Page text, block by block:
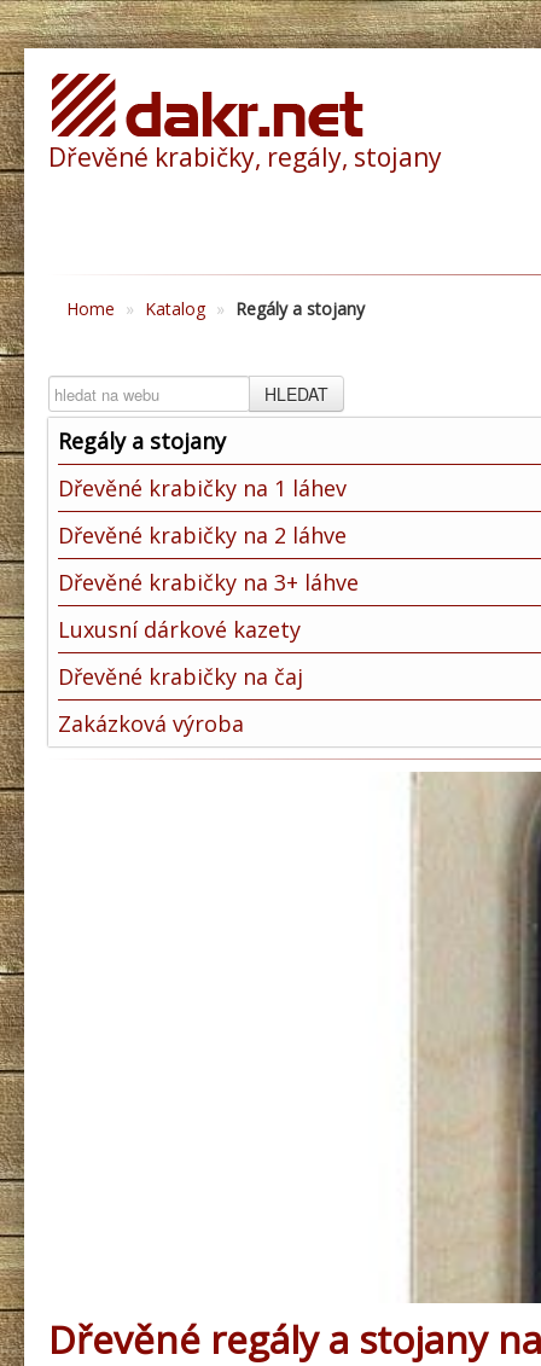
Dřevěné krabičky, regály, stojany
Home » Katalog » Regály a stojany
HLEDAT
Regály a stojany
Dřevěné krabičky na 1 láhev
Dřevěné krabičky na 2 láhve
Dřevěné krabičky na 3+ láhve
Luxusní dárkové kazety
Dřevěné krabičky na čaj
Zakázková výroba
Dřevěné regály a stojany